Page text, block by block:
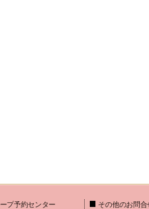
プ予約センター
その他のお問合